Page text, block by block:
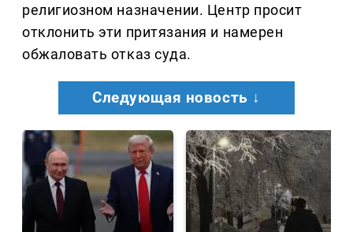
религиозном назначении. Центр просит
отклонить эти притязания и намерен
обжаловать отказ суда.
Следующая новость ↓